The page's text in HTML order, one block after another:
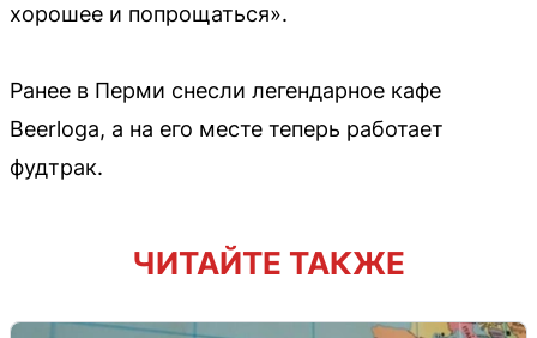
хорошее и попрощаться».
Ранее в Перми снесли легендарное кафе
Beerloga, а на его месте теперь работает
фудтрак.
ЧИТАЙТЕ ТАКЖЕ